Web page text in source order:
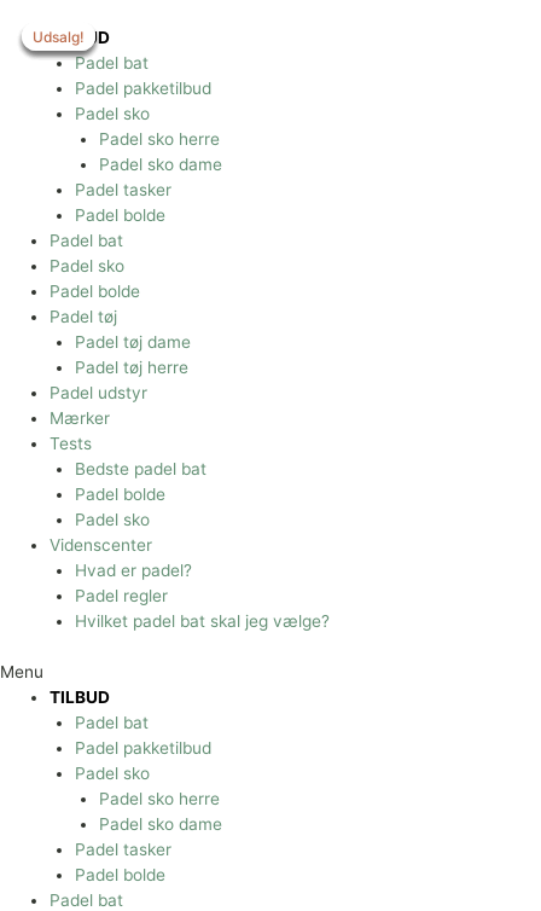
indholdet
TILBUD
Padel bat
Padel pakketilbud
Padel sko
Padel sko herre
Padel sko dame
Padel tasker
Padel bolde
Padel bat
Padel sko
Padel bolde
Padel tøj
Padel tøj dame
Padel tøj herre
Padel udstyr
Mærker
Tests
Bedste padel bat
Padel bolde
Padel sko
Videnscenter
Hvad er padel?
Padel regler
Hvilket padel bat skal jeg vælge?
Menu
TILBUD
Padel bat
Padel pakketilbud
Padel sko
Padel sko herre
Padel sko dame
Padel tasker
Padel bolde
Padel bat
Udsalg!
Udsalg!
Udsalg!
Udsalg!
Udsalg!